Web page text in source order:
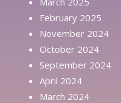
February 2025
November 2024
October 2024
September 2024
April 2024
March 2024